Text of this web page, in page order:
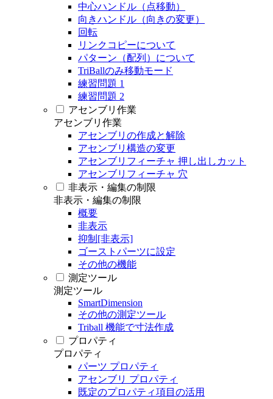
中心ハンドル（点移動）
向きハンドル（向きの変更）
回転
リンクコピーについて
パターン（配列）について
TriBallのみ移動モード
練習問題 1
練習問題 2
アセンブリ作業
アセンブリ作業
アセンブリの作成と解除
アセンブリ構造の変更
アセンブリフィーチャ 押し出しカット
アセンブリフィーチャ 穴
非表示・編集の制限
非表示・編集の制限
概要
非表示
抑制[非表示]
ゴーストパーツに設定
その他の機能
測定ツール
測定ツール
SmartDimension
その他の測定ツール
Triball 機能で寸法作成
プロパティ
プロパティ
パーツ プロパティ
アセンブリ プロパティ
既定のプロパティ項目の活用